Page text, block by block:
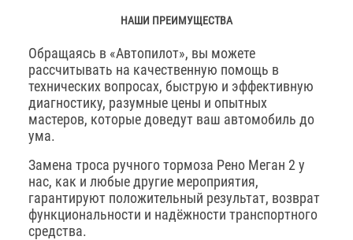
НАШИ ПРЕИМУЩЕСТВА
Обращаясь в «Автопилот», вы можете
рассчитывать на качественную помощь в
технических вопросах, быструю и эффективную
диагностику, разумные цены и опытных
мастеров, которые доведут ваш автомобиль до
ума.
Замена троса ручного тормоза Рено Меган 2 у
нас, как и любые другие мероприятия,
гарантируют положительный результат, возврат
функциональности и надёжности транспортного
средства.